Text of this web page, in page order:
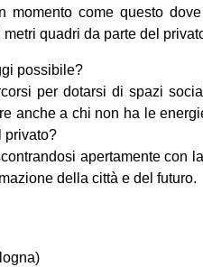
momento come questo
quadri da parte del
possibile?
per dotarsi di spazi
anche a chi non ha le
privato?
apertamente
della città e del futuro.